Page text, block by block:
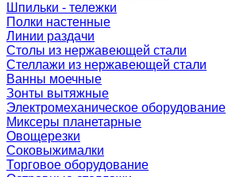
Шпильки - тележки
Полки настенные
Линии раздачи
Столы из нержавеющей стали
Стеллажи из нержавеющей стали
Ванны моечные
Зонты вытяжные
Электромеханическое оборудование
Миксеры планетарные
Овощерезки
Соковыжималки
Торговое оборудование